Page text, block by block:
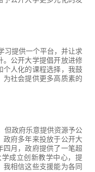
提供一个平台，并让求
公开大学提倡开放进修
人化的课程选择，我鼓
社会提供更多高质素的
政府乐意提供资源予公
府多年来投放于公开大
月，政府提供了一笔超
成立创新教学中心，提
相信这些支援能为各同